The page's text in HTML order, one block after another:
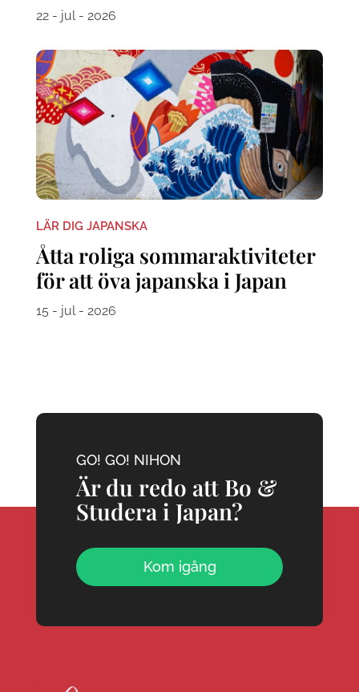
22 - jul - 2026
LÄR DIG JAPANSKA
Åtta roliga sommaraktiviteter
för att öva japanska i Japan
15 - jul - 2026
GO! GO! NIHON
Är du redo att Bo &
Studera i Japan?
Kom igång